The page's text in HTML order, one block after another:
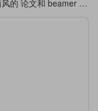
一套极简风的 论文和 beamer 主题模版